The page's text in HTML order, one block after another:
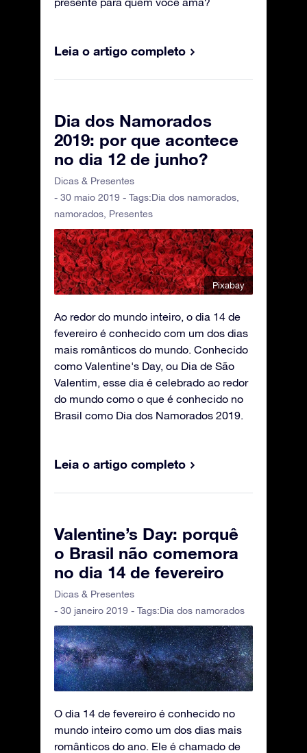
Leia o artigo completo
Dia dos Namorados
2019: por que acontece
no dia 12 de junho?
Dicas & Presentes
- 30 maio 2019 - Tags:Dia dos namorados
namorados Presentes
Pixabay
Ao redor do mundo inteiro, o dia 14 de
fevereiro é conhecido com um dos dias
mais românticos do mundo. Conhecido
como Valentine's Day, ou Dia de São
Valentim, esse dia é celebrado ao redor
do mundo como o que é conhecido no
Brasil como Dia dos Namorados 2019.
Leia o artigo completo
Valentine’s Day: porquê
o Brasil não comemora
no dia 14 de fevereiro
Dicas & Presentes
- 30 janeiro 2019 - Tags:Dia dos namorados
O dia 14 de fevereiro é conhecido no
mundo inteiro como um dos dias mais
românticos do ano. Ele é chamado de